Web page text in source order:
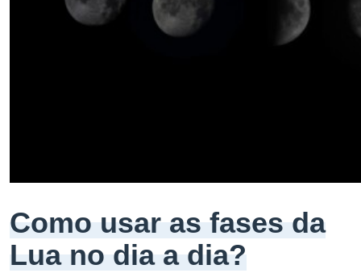
Como usar as fases da
Lua no dia a dia?